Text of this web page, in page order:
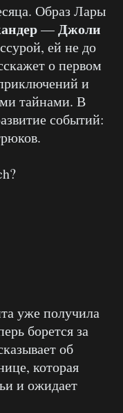
Образ Лары
—Джоли
ей не до
о первом
и
тайнами. В
событий:
уже получила
борется за
об
которая
и ожидает